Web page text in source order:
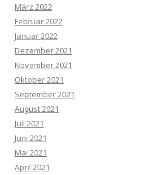
März 2022
Februar 2022
Januar 2022
Dezember 2021
November 2021
Oktober 2021
September 2021
August 2021
Juli 2021
Juni 2021
Mai 2021
April 2021